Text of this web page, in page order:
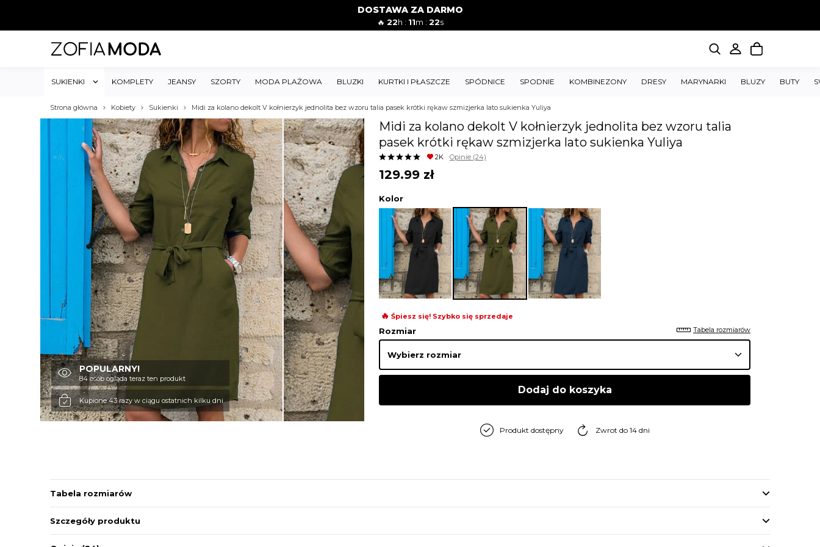
DOSTAWA ZA DARMO
🔥 22h : 11m : 20s
SUKIENKI KOMPLETY JEANSY SZORTY MODA PLAŻOWA BLUZKI KURTKI I PŁASZCZE SPÓDNICE SPODNIE KOMBINEZONY DRESY MARYNARKI BLUZY BUTY
Strona główna Kobiety Sukienki Midi za kolano dekolt V kołnierzyk jednolita bez wzoru talia pasek krótki rękaw szmizjerka lato sukienka Yuliya
POPULARNY!
84 osób ogląda teraz ten produkt
Kupione 43 razy w ciągu ostatnich kilku dni
Midi za kolano dekolt V kołnierzyk jednolita bez wzoru talia
pasek krótki rękaw szmizjerka lato sukienka Yuliya
2K Opinie (24)
129.99 zł
Kolor
🔥 Śpiesz się! Szybko się sprzedaje
Rozmiar Tabela rozmiarów
Dodaj do koszyka
Produkt dostępny Zwrot do 14 dni
Tabela rozmiarów
Szczegóły produktu